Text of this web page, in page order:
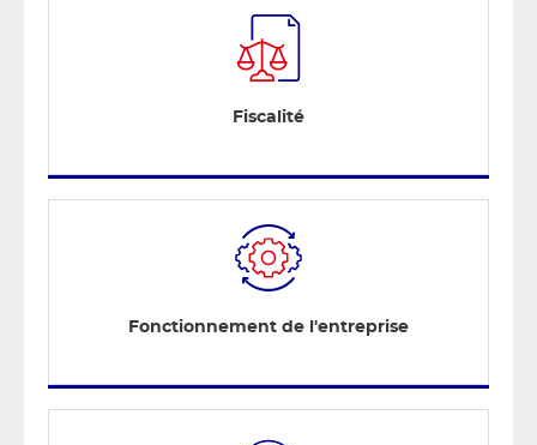
Fiscalité
Fonctionnement de l'entreprise